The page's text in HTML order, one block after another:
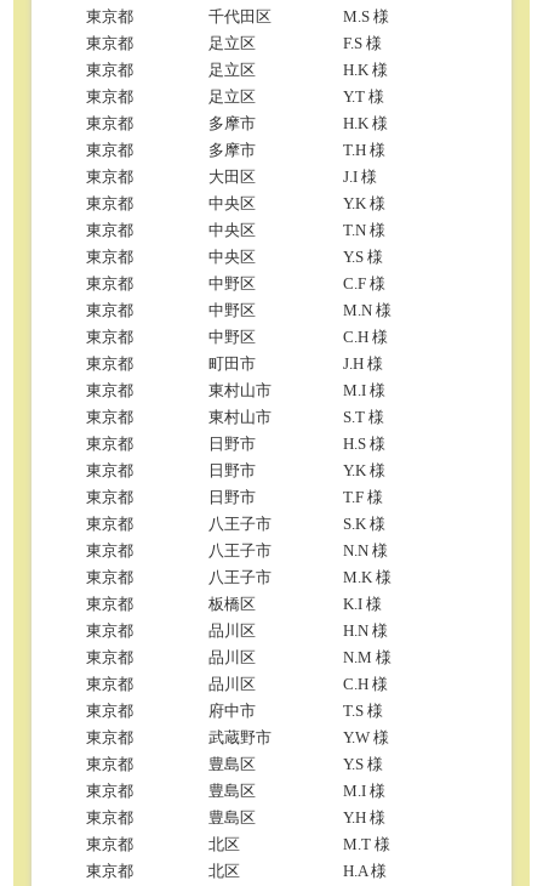
東京都
千代田区
M.S 様
東京都
足立区
F.S 様
東京都
足立区
H.K 様
東京都
足立区
Y.T 様
東京都
多摩市
H.K 様
東京都
多摩市
T.H 様
東京都
大田区
J.I 様
東京都
中央区
Y.K 様
東京都
中央区
T.N 様
東京都
中央区
Y.S 様
東京都
中野区
C.F 様
東京都
中野区
M.N 様
東京都
中野区
C.H 様
東京都
町田市
J.H 様
東京都
東村山市
M.I 様
東京都
東村山市
S.T 様
東京都
日野市
H.S 様
東京都
日野市
Y.K 様
東京都
日野市
T.F 様
東京都
八王子市
S.K 様
東京都
八王子市
N.N 様
東京都
八王子市
M.K 様
東京都
板橋区
K.I 様
東京都
品川区
H.N 様
東京都
品川区
N.M 様
東京都
品川区
C.H 様
東京都
府中市
T.S 様
東京都
武蔵野市
Y.W 様
東京都
豊島区
Y.S 様
東京都
豊島区
M.I 様
東京都
豊島区
Y.H 様
東京都
北区
M.T 様
東京都
北区
H.A 様